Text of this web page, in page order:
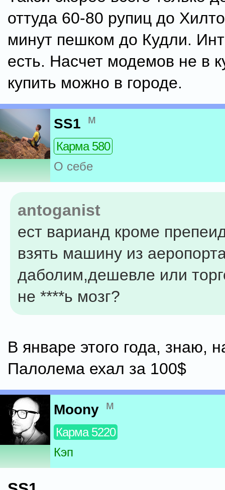
оттуда 60-80 рупиц до
минут пешком до Кудли.
есть. Насчет модемов не в
купить можно в городе.
SS1 м
Карма 580
О себе
antoganist
ест варианд кроме
взять машину из
даболим,дешевле или
не ****ь мозг?
В январе этого года, знаю,
Палолема ехал за 100$
Moony м
Карма 5220
Кэп